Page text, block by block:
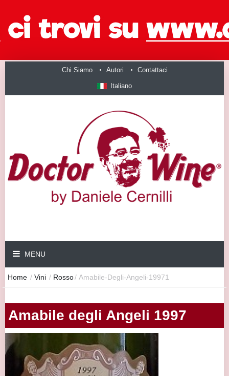
Chi Siamo Autori Contattaci
Italiano
MENU
Home / Vini / Rosso/ Amabile-Degli-Angeli-19971
Amabile degli Angeli 1997